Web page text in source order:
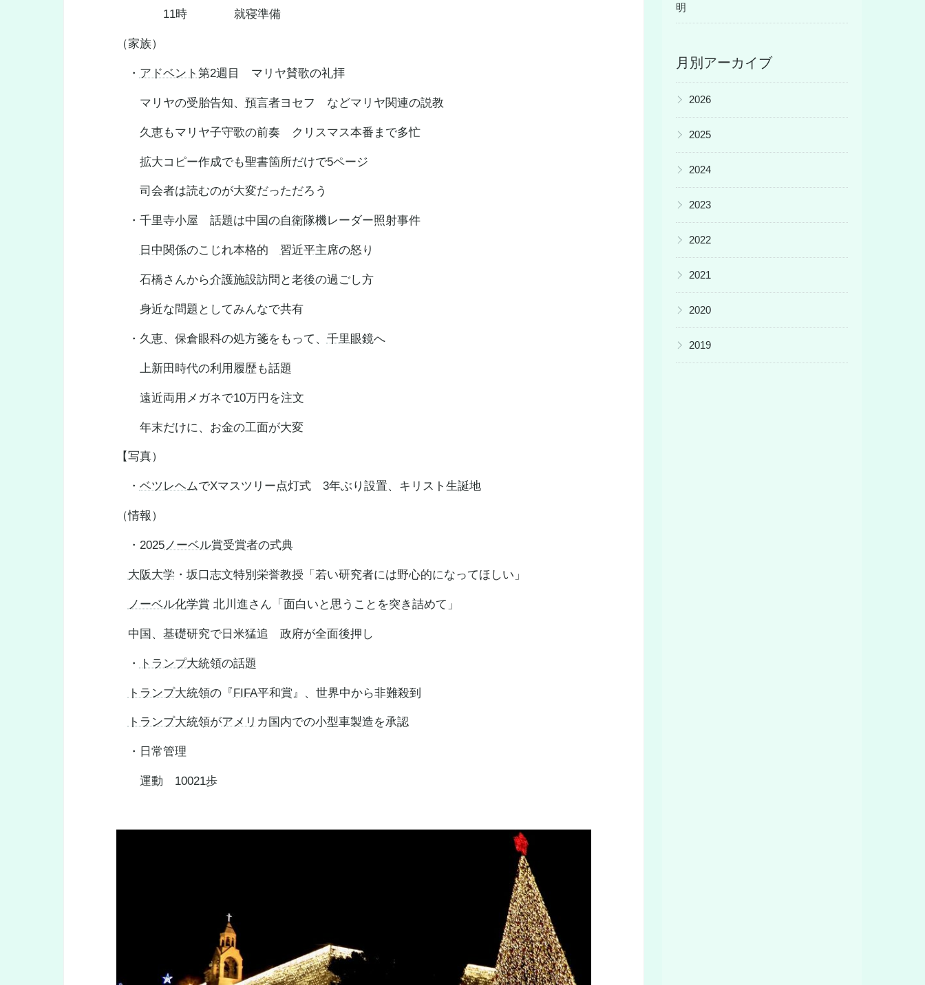
11時 就寝準備
（家族）
・ アドベント 第2週目 マリヤ賛歌の礼拝
マリヤの受胎告知、 預言者ヨセフ などマリヤ関連の説教
久恵もマリヤ子守歌の前奏 クリスマス本番まで多忙
拡大コピー作成でも聖書箇所だけで5ページ
司会者は読むのが大変だっただろう
・千里寺小屋 話題は中国の自衛隊機レーダー照射事件
日中関係のこじれ本格的 習近平主席の怒り
石橋さんから介護施設訪問と老後の過ごし方
身近な問題としてみんなで共有
・久恵、保倉眼科の処方箋をもって、 千里眼鏡へ
上新田時代の利用履歴も話題
遠近両用メガネで10万円を注文
年末だけに、お金の工面が大変
【写真）
・ ベツレヘムでXマスツリー点灯式 3年ぶり設置、キリスト生誕地
（情報）
・2025ノーベル賞受賞者の式典
大阪大学 ・坂口志文特別栄誉教授「若い研究者には野心的になってほしい」
ノーベル化学賞 北川進さん「面白いと思うことを突き詰めて」
中国、基礎研究で日米猛追 政府が全面後押し
・ トランプ大統領の話題
トランプ大統領の『FIFA平和賞』、世界中から非難殺到
トランプ大統領がアメリ カ国内での小型車製造を承認
・日常管理
運動 10021歩
明
月別アーカイブ
▶ 2026
▶ 2025
▶ 2024
▶ 2023
▶ 2022
▶ 2021
▶ 2020
▶ 2019